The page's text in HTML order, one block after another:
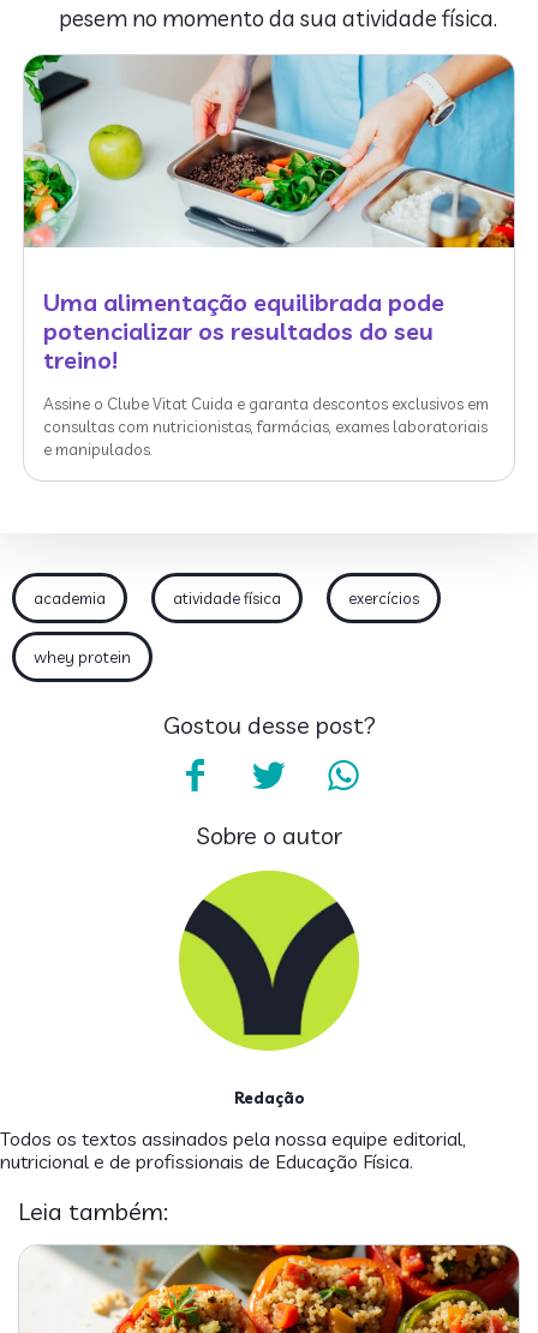
pesem no momento da sua atividade física.
Uma alimentação equilibrada pode
potencializar os resultados do seu
treino!
Assine o Clube Vitat Cuida e garanta descontos exclusivos em
consultas com nutricionistas, farmácias, exames laboratoriais
e manipulados.
academia atividade física exercícios
whey protein
Gostou desse post?
Sobre o autor
Redação
Todos os textos assinados pela nossa equipe editorial,
nutricional e de profissionais de Educação Física.
Leia também: